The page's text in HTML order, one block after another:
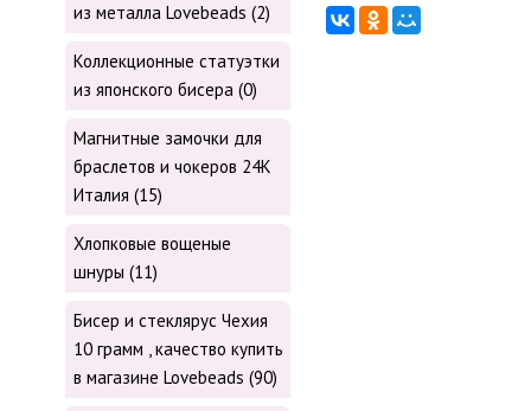
из металла Lovebeads (2)
Коллекционные статуэтки
из японского бисера (0)
Магнитные замочки для
браслетов и чокеров 24К
Италия (15)
Хлопковые вощеные
шнуры (11)
Бисер и стеклярус Чехия
10 грамм , качество купить
в магазине Lovebeads (90)